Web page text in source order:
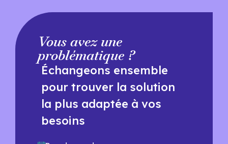
Vous avez une
problématique ?
Échangeons ensemble
pour trouver la solution
la plus adaptée à vos
besoins